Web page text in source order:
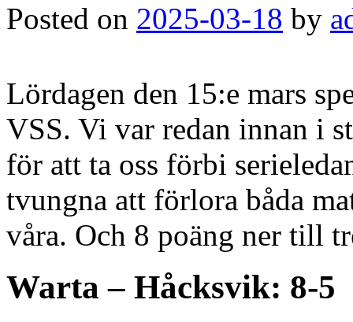
Posted on 2025-03-18 by
Lördagen den 15:e mars
VSS. Vi var redan innan i
för att ta oss förbi
tvungna att förlora båda
våra. Och 8 poäng ner till
Warta – Håcksvik: 8-5